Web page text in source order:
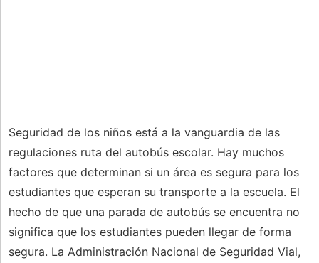
Seguridad de los niños está a la vanguardia de las
regulaciones ruta del autobús escolar. Hay muchos
factores que determinan si un área es segura para los
estudiantes que esperan su transporte a la escuela. El
hecho de que una parada de autobús se encuentra no
significa que los estudiantes pueden llegar de forma
segura. La Administración Nacional de Seguridad Vial,